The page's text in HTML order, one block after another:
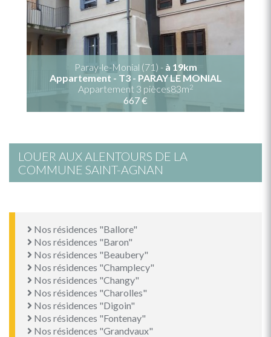
Paray-le-Monial (71) - à 19km
Appartement - T3 - PARAY LE MONIAL
Appartement 3 pièces83m2
667 €
LOUER AUX ALENTOURS DE LA
COMMUNE SAINT-AGNAN
Nos résidences "Ballore"
Nos résidences "Baron"
Nos résidences "Beaubery"
Nos résidences "Champlecy"
Nos résidences "Changy"
Nos résidences "Charolles"
Nos résidences "Digoin"
Nos résidences "Fontenay"
Nos résidences "Grandvaux"